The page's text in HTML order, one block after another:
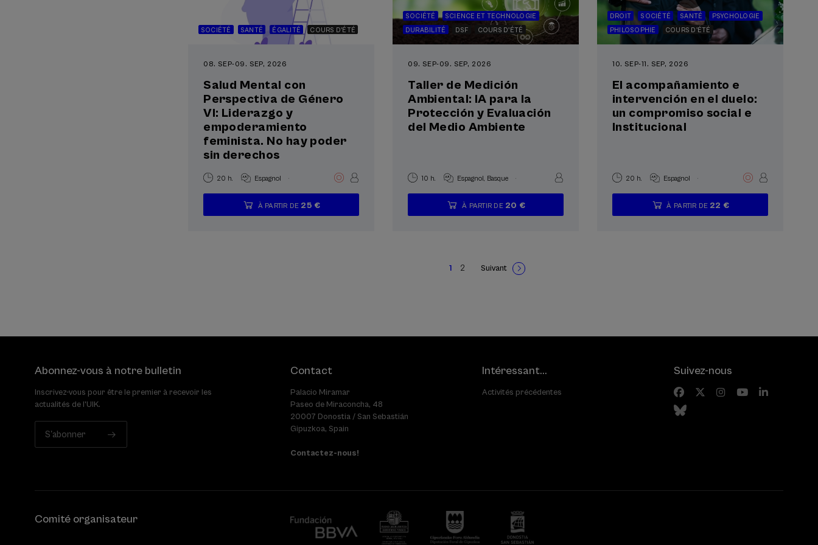
SOCIÉTÉ SANTÉ ÉGALITÉ COURS D'ÉTÉ
08. SEP-09. SEP, 2026
Salud Mental con
Perspectiva de Género
VI: Liderazgo y
empoderamiento
feminista. No hay poder
sin derechos
20 h. Espagnol .
...
À PARTIR DE 25 €
Dernières
places
Gratuit
Date
passée
Liste
d'attente
Période
d'inscription
SOCIÉTÉ
SCIENCE ET TECHNOLOGIE
DURABILITÉ
DSF COURS D'ÉTÉ
09. SEP-09. SEP, 2026
Taller de Medición
Ambiental: IA para la
Protección y Evaluación
del Medio Ambiente
10 h. Espagnol Basque .
...
À PARTIR DE 20 €
Dernières
places
Gratuit
Date
passée
Liste
d'attente
Période
d'inscription
DROIT SOCIÉTÉ SANTÉ
PSYCHOLOGIE
PHILOSOPHIE
COURS D'ÉTÉ
10. SEP-11. SEP, 2026
El acompañamiento e
intervención en el duelo:
un compromiso social e
Institucional
20 h. Espagnol .
...
À PARTIR DE 22 €
Dernières
places
Gratuit
Date
passée
Liste
d'attente
Période
d'inscription
Pagination
Page
1 Page
2
Page
Suivant
Abonnez-vous à notre bulletin
Inscrivez-vous pour être le premier à recevoir les
actualités de l'UIK.
S'abonner
Contact
Palacio Miramar
Paseo de Miraconcha, 48
20007 Donostia / San Sebastián
Gipuzkoa, Spain
Contactez-nous!
Intéressant...
Activités précédentes
Suivez-nous
Comité organisateur